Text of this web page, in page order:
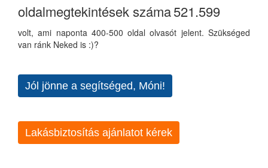
oldalmegtekintések száma521.599
volt, ami naponta 400-500 oldal olvasót jelent. Szükséged
van ránk Neked is :)?
Jól jönne a segítséged, Móni!
Lakásbiztosítás ajánlatot kérek